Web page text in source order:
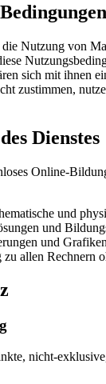
Nutzung von
sich mit ihnen
zustimmen,
Dienstes
Online-
und
und
und Grafiken
allen Rechnern
nicht-